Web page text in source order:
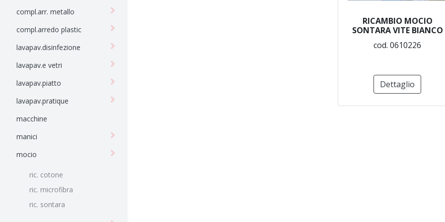
compl.arr. metallo
compl.arredo plastic
lavapav.disinfezione
lavapav.e vetri
lavapav.piatto
lavapav.pratique
macchine
manici
mocio
ric. cotone
ric. microfibra
ric. sontara
RICAMBIO MOCIO
SONTARA VITE BIANCO
cod. 0610226
Dettaglio